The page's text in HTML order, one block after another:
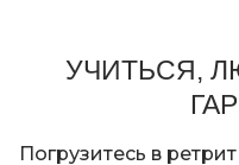
УЧИТЬСЯ,
Погрузитесь в